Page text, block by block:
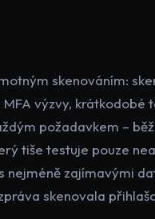
skenováním:
výzvy, krátkodobé
požadavkem –
tiše testuje pouze
nejméně zajímavými
skenovala